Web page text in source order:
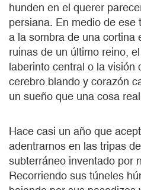
hunden en el querer
persiana. En medio de ese
a la sombra de una cortina
ruinas de un último reino,
laberinto central o la visión
cerebro blando y corazón
un sueño que una cosa
Hace casi un año que
adentrarnos en las tripas
subterráneo inventado por
Recorriendo sus túneles